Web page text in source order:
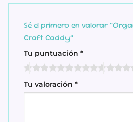
Sé el primero en valorar
Craft Caddy”
Tu puntuación *
Tu valoración *